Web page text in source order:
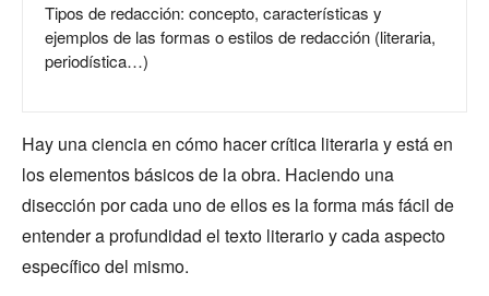
Tipos de redacción: concepto, características y
ejemplos de las formas o estilos de redacción (literaria,
periodística…)
Hay una ciencia en cómo hacer crítica literaria y está en
los elementos básicos de la obra. Haciendo una
disección por cada uno de ellos es la forma más fácil de
entender a profundidad el texto literario y cada aspecto
específico del mismo.